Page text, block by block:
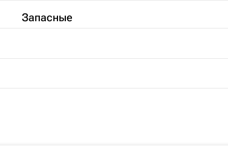
Запасные